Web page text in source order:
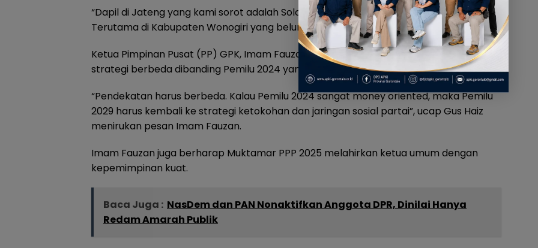
“Dapil di Jateng yang kami sorot adalah Solo Raya karena suaranya paling kecil.
Terutama di Kabupaten Wonogiri yang belum ada PC GPK”, tambahnya.
Ketua Pimpinan Pusat (PP) GPK, Imam Fauzan Amir Uskar menegaskan perlunya
strategi berbeda dibanding Pemilu 2024 yang dinilai terlalu berorientasi pada uang.
“Pendekatan harus berbeda. Kalau Pemilu 2024 sangat money oriented, maka Pemilu
2029 harus kembali ke strategi ketokohan dan jaringan sosial partai”, ucap Gus Haiz
menirukan pesan Imam Fauzan.
Imam Fauzan juga berharap Muktamar PPP 2025 melahirkan ketua umum dengan
kepemimpinan kuat.
Baca Juga : NasDem dan PAN Nonaktifkan Anggota DPR, Dinilai Hanya
Redam Amarah Publik